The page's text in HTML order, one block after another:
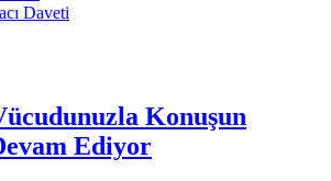
Daveti
Konuşun
Ediyor